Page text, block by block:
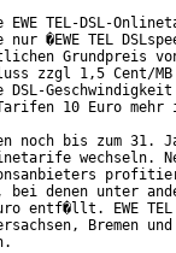
TEL-DSL-
�EWE TEL
Grundpreis
zzgl 1,5 Cent/
10 Euro mehr
noch bis zum 31.
wechseln.
bei denen unter
entf�llt. EWE
Bremen